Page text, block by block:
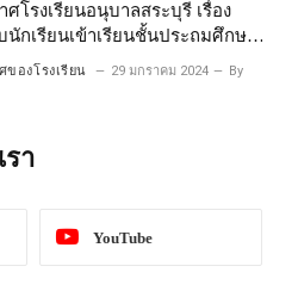
โรงเรียนอนุบาลสระบุรี เรื่อง
นักเรียนเข้าเรียนชั้นประถมศึกษา
ครงการห้องเรียนพิเศษ
าสตร์ และคณิตศาสตร์ ประจําปี
ของโรงเรียน 29 มกราคม 2024 By
า
YouTube